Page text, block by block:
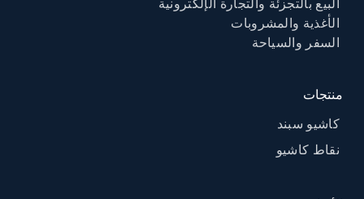
البيع بالتجزئة والتجارة الإلكترونية
الأغذية والمشروبات
السفر والسياحة
منتجات
كاشيو سبند
نقاط كاشيو